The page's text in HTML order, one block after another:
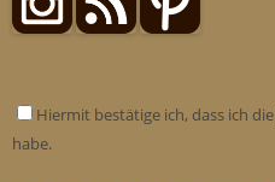
Hiermit bestätige ich, dass ich die
habe.